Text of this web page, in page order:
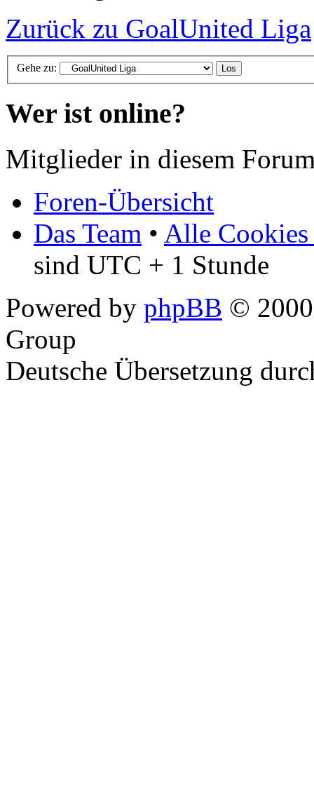
Zurück zu GoalUnited Liga
Gehe zu:
Wer ist online?
Mitglieder in diesem
Foren-Übersicht
Das Team • Alle Cookies
sind UTC + 1 Stunde
Powered by phpBB ©
Group
Deutsche Übersetzung